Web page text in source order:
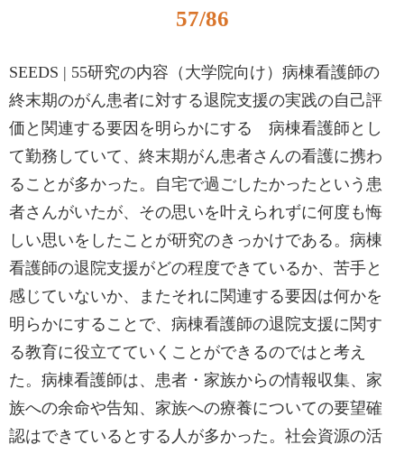
57/86
SEEDS | 55研究の内容（大学院向け）病棟看護師の
終末期のがん患者に対する退院支援の実践の自己評
価と関連する要因を明らかにする 病棟看護師とし
て勤務していて、終末期がん患者さんの看護に携わ
ることが多かった。自宅で過ごしたかったという患
者さんがいたが、その思いを叶えられずに何度も悔
しい思いをしたことが研究のきっかけである。病棟
看護師の退院支援がどの程度できているか、苦手と
感じていないか、またそれに関連する要因は何かを
明らかにすることで、病棟看護師の退院支援に関す
る教育に役立てていくことができるのではと考え
た。病棟看護師は、患者・家族からの情報収集、家
族への余命や告知、家族への療養についての要望確
認はできているとする人が多かった。社会資源の活